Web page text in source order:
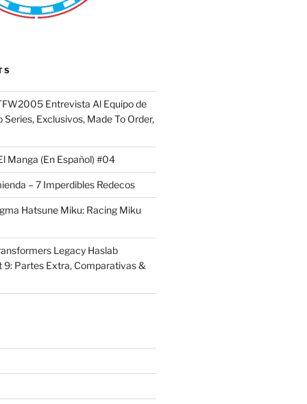
Entrevista Al Equipo de
Series, Exclusivos, Made To Order,
Manga (En Español) #04
– 7 Imperdibles Redecos
Hatsune Miku: Racing Miku
Legacy Haslab
9: Partes Extra, Comparativas &